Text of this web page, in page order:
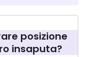
posizione
insaputa?